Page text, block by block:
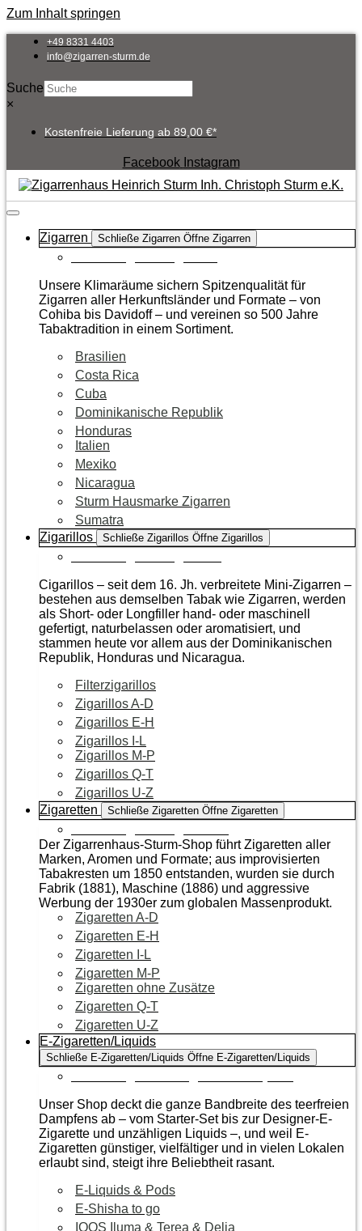
Zum Inhalt springen
+49 8331 4403
info@zigarren-sturm.de
Suche
×
Kostenfreie Lieferung ab 89,00 €*
Facebook Instagram
Zigarren Schließe Zigarren Öffne Zigarren
Unsere Klimaräume sichern Spitzenqualität für
Zigarren aller Herkunftsländer und Formate – von
Cohiba bis Davidoff – und vereinen so 500 Jahre
Tabaktradition in einem Sortiment.
Brasilien
Costa Rica
Cuba
Dominikanische Republik
Honduras
Italien
Mexiko
Nicaragua
Sturm Hausmarke Zigarren
Sumatra
Zigarillos
Schließe Zigarillos Öffne Zigarillos
Cigarillos – seit dem 16. Jh. verbreitete Mini-Zigarren –
bestehen aus demselben Tabak wie Zigarren, werden
als Short- oder Longfiller hand- oder maschinell
gefertigt, naturbelassen oder aromatisiert, und
stammen heute vor allem aus der Dominikanischen
Republik, Honduras und Nicaragua.
Filterzigarillos
Zigarillos A-D
Zigarillos E-H
Zigarillos I-L
Zigarillos M-P
Zigarillos Q-T
Zigarillos U-Z
Zigaretten
Schließe Zigaretten Öffne Zigaretten
Der Zigarrenhaus-Sturm-Shop führt Zigaretten aller
Marken, Aromen und Formate; aus improvisierten
Tabakresten um 1850 entstanden, wurden sie durch
Fabrik (1881), Maschine (1886) und aggressive
Werbung der 1930er zum globalen Massenprodukt.
Zigaretten A-D
Zigaretten E-H
Zigaretten I-L
Zigaretten M-P
Zigaretten ohne Zusätze
Zigaretten Q-T
Zigaretten U-Z
E-Zigaretten/Liquids
Schließe E-Zigaretten/Liquids Öffne E-Zigaretten/Liquids
Unser Shop deckt die ganze Bandbreite des teerfreien
Dampfens ab – vom Starter-Set bis zur Designer-E-
Zigarette und unzähligen Liquids –, und weil E-
Zigaretten günstiger, vielfältiger und in vielen Lokalen
erlaubt sind, steigt ihre Beliebtheit rasant.
E-Liquids & Pods
E-Shisha to go
IQOS Iluma & Terea & Delia